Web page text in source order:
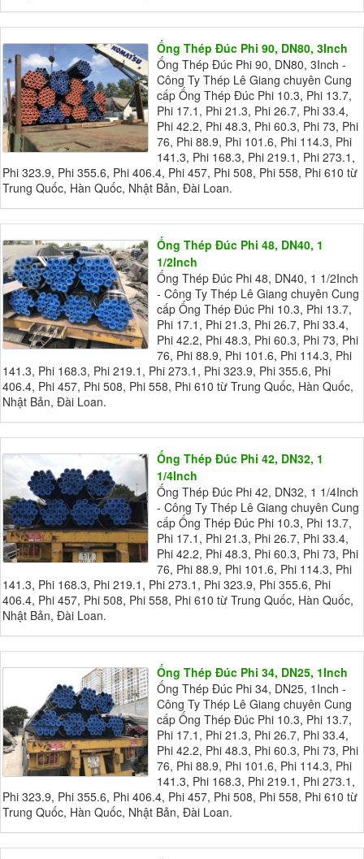
Ống Thép Đúc Phi 90, DN80, 3Inch
Ống Thép Đúc Phi 90, DN80, 3Inch -
Công Ty Thép Lê Giang chuyên Cung
cấp Ống Thép Đúc Phi 10.3, Phi 13.7,
Phi 17.1, Phi 21.3, Phi 26.7, Phi 33.4,
Phi 42.2, Phi 48.3, Phi 60.3, Phi 73, Phi
76, Phi 88.9, Phi 101.6, Phi 114.3, Phi
141.3, Phi 168.3, Phi 219.1, Phi 273.1,
Phi 323.9, Phi 355.6, Phi 406.4, Phi 457, Phi 508, Phi 558, Phi 610 từ
Trung Quốc, Hàn Quốc, Nhật Bản, Đài Loan.
Ống Thép Đúc Phi 48, DN40, 1
1/2Inch
Ống Thép Đúc Phi 48, DN40, 1 1/2Inch
- Công Ty Thép Lê Giang chuyên Cung
cấp Ống Thép Đúc Phi 10.3, Phi 13.7,
Phi 17.1, Phi 21.3, Phi 26.7, Phi 33.4,
Phi 42.2, Phi 48.3, Phi 60.3, Phi 73, Phi
76, Phi 88.9, Phi 101.6, Phi 114.3, Phi
141.3, Phi 168.3, Phi 219.1, Phi 273.1, Phi 323.9, Phi 355.6, Phi
406.4, Phi 457, Phi 508, Phi 558, Phi 610 từ Trung Quốc, Hàn Quốc,
Nhật Bản, Đài Loan.
Ống Thép Đúc Phi 42, DN32, 1
1/4Inch
Ống Thép Đúc Phi 42, DN32, 1 1/4Inch
- Công Ty Thép Lê Giang chuyên Cung
cấp Ống Thép Đúc Phi 10.3, Phi 13.7,
Phi 17.1, Phi 21.3, Phi 26.7, Phi 33.4,
Phi 42.2, Phi 48.3, Phi 60.3, Phi 73, Phi
76, Phi 88.9, Phi 101.6, Phi 114.3, Phi
141.3, Phi 168.3, Phi 219.1, Phi 273.1, Phi 323.9, Phi 355.6, Phi
406.4, Phi 457, Phi 508, Phi 558, Phi 610 từ Trung Quốc, Hàn Quốc,
Nhật Bản, Đài Loan.
Ống Thép Đúc Phi 34, DN25, 1Inch
Ống Thép Đúc Phi 34, DN25, 1Inch -
Công Ty Thép Lê Giang chuyên Cung
cấp Ống Thép Đúc Phi 10.3, Phi 13.7,
Phi 17.1, Phi 21.3, Phi 26.7, Phi 33.4,
Phi 42.2, Phi 48.3, Phi 60.3, Phi 73, Phi
76, Phi 88.9, Phi 101.6, Phi 114.3, Phi
141.3, Phi 168.3, Phi 219.1, Phi 273.1,
Phi 323.9, Phi 355.6, Phi 406.4, Phi 457, Phi 508, Phi 558, Phi 610 từ
Trung Quốc, Hàn Quốc, Nhật Bản, Đài Loan.